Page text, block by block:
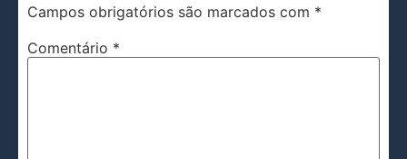
Campos obrigatórios são marcados com *
Comentário *